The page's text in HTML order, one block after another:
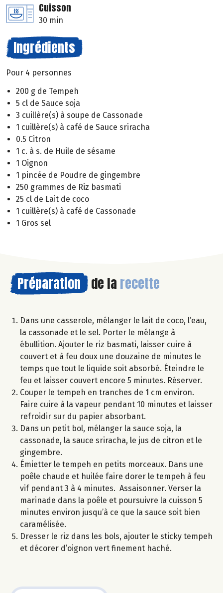
Cuisson
30 min
Ingrédients
Pour 4 personnes
200 g de Tempeh
5 cl de Sauce soja
3 cuillère(s) à soupe de Cassonade
1 cuillère(s) à café de Sauce sriracha
0.5 Citron
1 c. à s. de Huile de sésame
1 Oignon
1 pincée de Poudre de gingembre
250 grammes de Riz basmati
25 cl de Lait de coco
1 cuillère(s) à café de Cassonade
1 Gros sel
Préparation de la recette
Dans une casserole, mélanger le lait de coco, l’eau,
la cassonade et le sel. Porter le mélange à
ébullition. Ajouter le riz basmati, laisser cuire à
couvert et à feu doux une douzaine de minutes le
temps que tout le liquide soit absorbé. Éteindre le
feu et laisser couvert encore 5 minutes. Réserver.
Couper le tempeh en tranches de 1 cm environ.
Faire cuire à la vapeur pendant 10 minutes et laisser
refroidir sur du papier absorbant.
Dans un petit bol, mélanger la sauce soja, la
cassonade, la sauce sriracha, le jus de citron et le
gingembre.
Émietter le tempeh en petits morceaux. Dans une
poêle chaude et huilée faire dorer le tempeh à feu
vif pendant 3 à 4 minutes. Assaisonner. Verser la
marinade dans la poêle et poursuivre la cuisson 5
minutes environ jusqu’à ce que la sauce soit bien
caramélisée.
Dresser le riz dans les bols, ajouter le sticky tempeh
et décorer d’oignon vert finement haché.